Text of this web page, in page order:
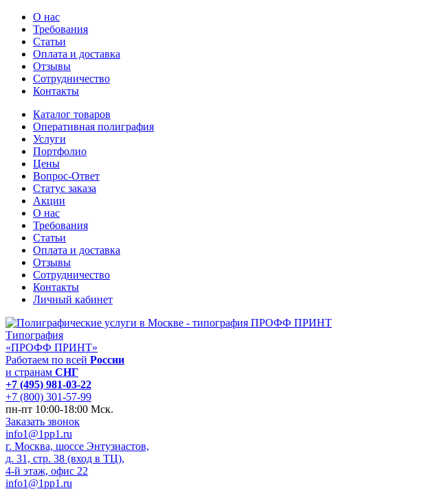
О нас
Требования
Статьи
Оплата и доставка
Отзывы
Сотрудничество
Контакты
Каталог товаров
Оперативная полиграфия
Услуги
Портфолио
Цены
Вопрос-Ответ
Статус заказа
Акции
О нас
Требования
Статьи
Оплата и доставка
Отзывы
Сотрудничество
Контакты
Личный кабинет
Типография
«ПРОФФ ПРИНТ»
Работаем по всей России
и странам СНГ
+7 (495) 981-03-22
+7 (800) 301-57-99
пн-пт 10:00-18:00 Мск.
Заказать звонок
info1@1pp1.ru
г. Москва, шоссе Энтузиастов,
д. 31, стр. 38 (вход в ТЦ),
4-й этаж, офис 22
info1@1pp1.ru